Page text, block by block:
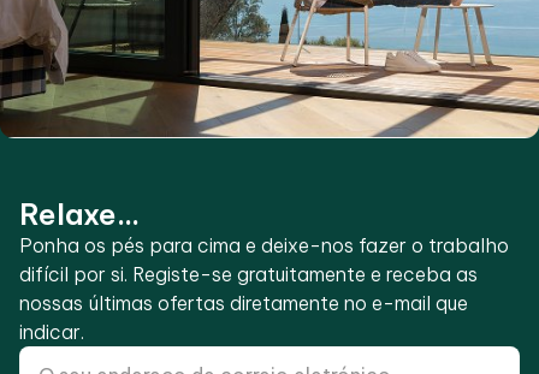
Relaxe...
Ponha os pés para cima e deixe-nos fazer o trabalho
difícil por si. Registe-se gratuitamente e receba as
nossas últimas ofertas diretamente no e-mail que
indicar.